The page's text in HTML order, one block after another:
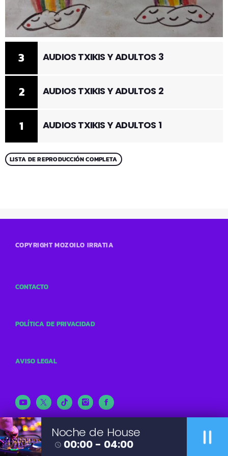
1 AUDIOS TXIKIS Y ADULTOS 1
2 AUDIOS TXIKIS Y ADULTOS 2
3 AUDIOS TXIKIS Y ADULTOS 3
LISTA DE REPRODUCCIÓN COMPLETA
Noche de House
access_time 00:00 - 04:00 pause
COPYRIGHT MOZOILO IRRATIA
CONTACTO
POLÍTICA DE PRIVACIDAD
AVISO LEGAL